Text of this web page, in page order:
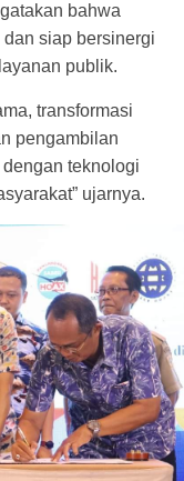
bahwa
siap bersinergi
publik.
transformasi
pengambilan
teknologi
ujarnya.